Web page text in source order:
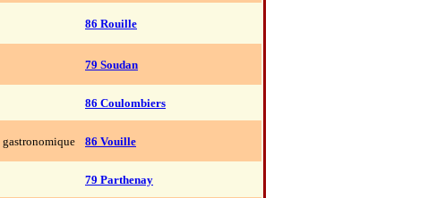
86 Rouille
79 Soudan
86 Coulombiers
gastronomique 86 Vouille
79 Parthenay